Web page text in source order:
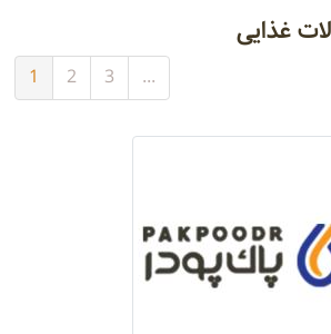
غذایی
1 2 3 ...